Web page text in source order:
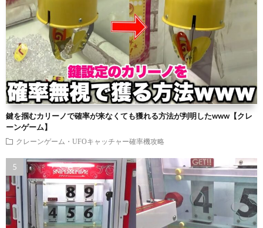
鍵を掴むカリーノで確率が来なくても獲れる方法が判明したwww【クレ
ーンゲーム】
クレーンゲーム・UFOキャッチャー確率機攻略